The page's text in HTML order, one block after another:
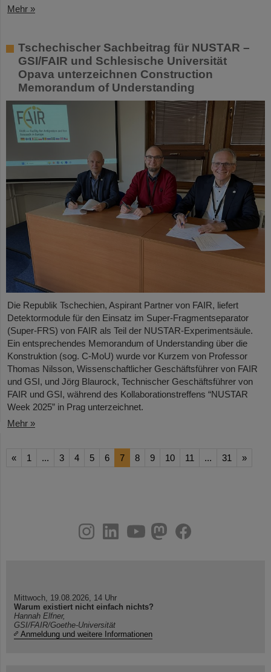
Mehr »
Tschechischer Sachbeitrag für NUSTAR –
GSI/FAIR und Schlesische Universität
Opava unterzeichnen Construction
Memorandum of Understanding
Die Republik Tschechien, Aspirant Partner von FAIR, liefert
Detektormodule für den Einsatz im Super-Fragmentseparator
(Super-FRS) von FAIR als Teil der NUSTAR-Experimentsäule.
Ein entsprechendes Memorandum of Understanding über die
Konstruktion (sog. C-MoU) wurde vor Kurzem von Professor
Thomas Nilsson, Wissenschaftlicher Geschäftsführer von FAIR
und GSI, und Jörg Blaurock, Technischer Geschäftsführer von
FAIR und GSI, während des Kollaborationstreffens “NUSTAR
Week 2025” in Prag unterzeichnet.
Mehr »
« 1 ... 3 4 5 6 7 8 9 10 11 ... 31 »
youtube
helmholtz.social
facebook
Mittwoch, 19.08.2026, 14 Uhr
Warum existiert nicht einfach nichts?
Hannah Elfner,
GSI/FAIR/Goethe-Universität
Anmeldung und weitere Informationen